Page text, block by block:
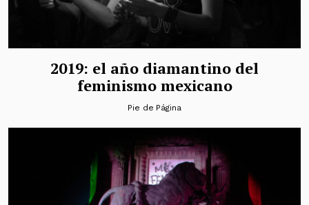
2019: el año diamantino del
feminismo mexicano
Pie de Página